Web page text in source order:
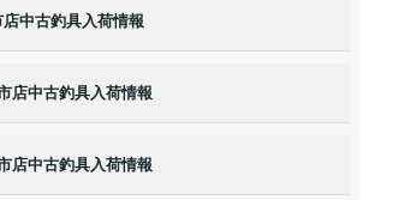
中古釣具入荷情報
店中古釣具入荷情報
店中古釣具入荷情報